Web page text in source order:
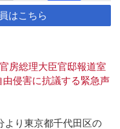
はこちら
房総理大臣官邸報道室
侵害に抗議する緊急声
り東京都千代田区の